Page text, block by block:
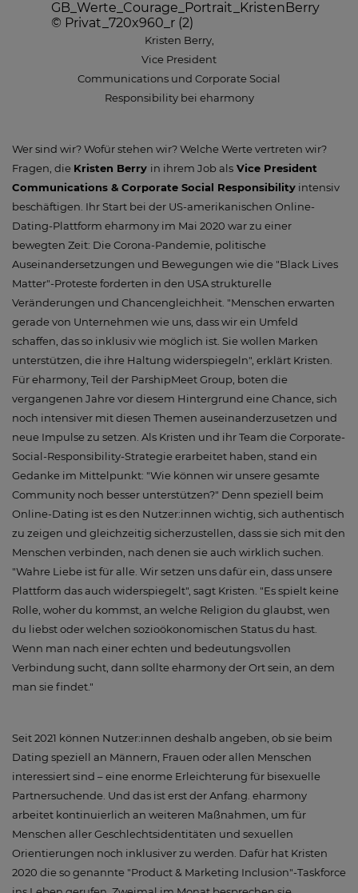
Kristen Berry,
Vice President
Communications und Corporate Social
Responsibility bei eharmony
Wer sind wir? Wofür stehen wir? Welche Werte vertreten wir?
Fragen, die Kristen Berry in ihrem Job als Vice President
Communications & Corporate Social Responsibility intensiv
beschäftigen. Ihr Start bei der US-amerikanischen Online-
Dating-Plattform eharmony im Mai 2020 war zu einer
bewegten Zeit: Die Corona-Pandemie, politische
Auseinandersetzungen und Bewegungen wie die "Black Lives
Matter"-Proteste forderten in den USA strukturelle
Veränderungen und Chancengleichheit. "Menschen erwarten
gerade von Unternehmen wie uns, dass wir ein Umfeld
schaffen, das so inklusiv wie möglich ist. Sie wollen Marken
unterstützen, die ihre Haltung widerspiegeln", erklärt Kristen.
Für eharmony, Teil der ParshipMeet Group, boten die
vergangenen Jahre vor diesem Hintergrund eine Chance, sich
noch intensiver mit diesen Themen auseinanderzusetzen und
neue Impulse zu setzen. Als Kristen und ihr Team die Corporate-
Social-Responsibility-Strategie erarbeitet haben, stand ein
Gedanke im Mittelpunkt: "Wie können wir unsere gesamte
Community noch besser unterstützen?" Denn speziell beim
Online-Dating ist es den Nutzer:innen wichtig, sich authentisch
zu zeigen und gleichzeitig sicherzustellen, dass sie sich mit den
Menschen verbinden, nach denen sie auch wirklich suchen.
"Wahre Liebe ist für alle. Wir setzen uns dafür ein, dass unsere
Plattform das auch widerspiegelt", sagt Kristen. "Es spielt keine
Rolle, woher du kommst, an welche Religion du glaubst, wen
du liebst oder welchen sozioökonomischen Status du hast.
Wenn man nach einer echten und bedeutungsvollen
Verbindung sucht, dann sollte eharmony der Ort sein, an dem
man sie findet."
Seit 2021 können Nutzer:innen deshalb angeben, ob sie beim
Dating speziell an Männern, Frauen oder allen Menschen
interessiert sind – eine enorme Erleichterung für bisexuelle
Partnersuchende. Und das ist erst der Anfang. eharmony
arbeitet kontinuierlich an weiteren Maßnahmen, um für
Menschen aller Geschlechtsidentitäten und sexuellen
Orientierungen noch inklusiver zu werden. Dafür hat Kristen
2020 die so genannte "Product & Marketing Inclusion"-Taskforce